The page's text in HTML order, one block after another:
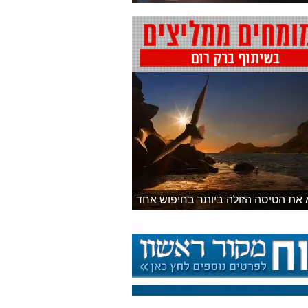
את הטיסה הזולה ביותר בחיפוש אחד